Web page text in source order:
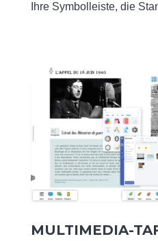
Ihre Symbolleiste, die
MULTIMEDIA-